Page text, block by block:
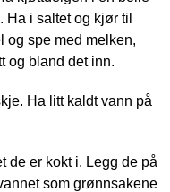
i saltet og kjør til
og spe med melken,
og bland det inn.
Ha litt kaldt vann på
de er kokt i. Legg de på
som grønnsakene